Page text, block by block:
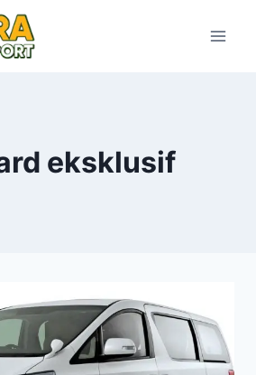
eksklusif